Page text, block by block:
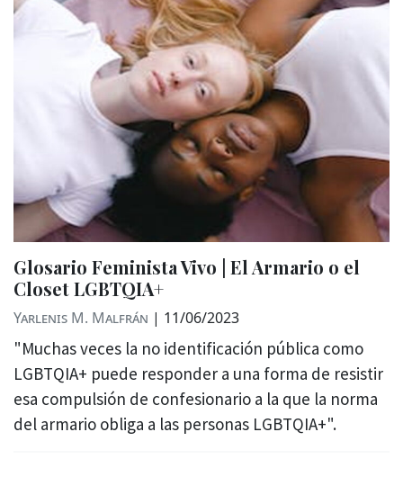
Glosario Feminista Vivo | El Armario o el
Closet LGBTQIA+
Yarlenis M. Malfrán | 11/06/2023
"Muchas veces la no identificación pública como
LGBTQIA+ puede responder a una forma de resistir
esa compulsión de confesionario a la que la norma
del armario obliga a las personas LGBTQIA+".